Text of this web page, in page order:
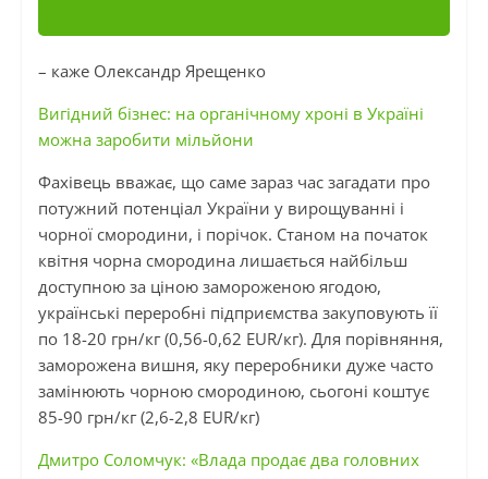
– каже Олександр Ярещенко
Вигідний бізнес: на органічному хроні в Україні
можна заробити мільйони
Фахівець вважає, що саме зараз час загадати про
потужний потенціал України у вирощуванні і
чорної смородини, і порічок. Станом на початок
квітня чорна смородина лишається найбільш
доступною за ціною замороженою ягодою,
українські переробні підприємства закуповують її
по 18-20 грн/кг (0,56-0,62 EUR/кг). Для порівняння,
заморожена вишня, яку переробники дуже часто
замінюють чорною смородиною, сьогоні коштує
85-90 грн/кг (2,6-2,8 EUR/кг)
Дмитро Соломчук: «Влада продає два головних